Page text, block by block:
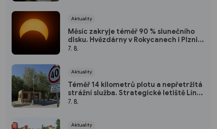
Aktuality
Měsíc zakryje téměř 90 % slunečního
disku. Hvězdárny v Rokycanech i Plzni
zvou na podvečerní sledování
7. 8.
Aktuality
Téměř 14 kilometrů plotu a nepřetržitá
strážní služba. Strategické letiště Líně
má od srpna nový režim vstupů
7. 8.
Aktuality